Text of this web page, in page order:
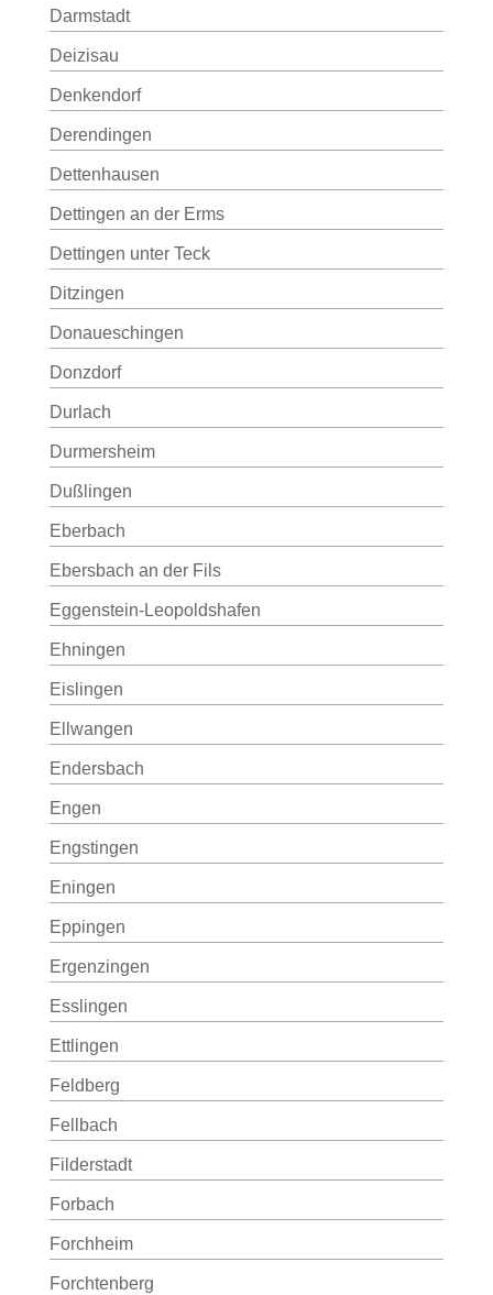
Darmstadt
Deizisau
Denkendorf
Derendingen
Dettenhausen
Dettingen an der Erms
Dettingen unter Teck
Ditzingen
Donaueschingen
Donzdorf
Durlach
Durmersheim
Dußlingen
Eberbach
Ebersbach an der Fils
Eggenstein-Leopoldshafen
Ehningen
Eislingen
Ellwangen
Endersbach
Engen
Engstingen
Eningen
Eppingen
Ergenzingen
Esslingen
Ettlingen
Feldberg
Fellbach
Filderstadt
Forbach
Forchheim
Forchtenberg